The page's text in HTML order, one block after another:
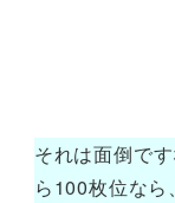
それは面倒で
ら100枚位な